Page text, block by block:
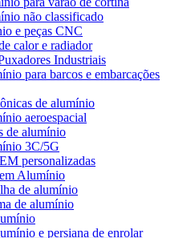
não classificado
e peças CNC
calor e radiador
Industriais
para barcos e embarcações
de alumínio
aeroespacial
de alumínio
3C/5G
personalizadas
Alumínio
de alumínio
de alumínio
e persiana de enrolar